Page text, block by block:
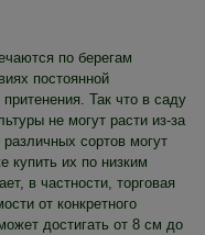
по берегам
постоянной
Так что в саду
не могут расти из-за
сортов могут
купить их по низким
в частности, торговая
от конкретного
достигать от 8 см до